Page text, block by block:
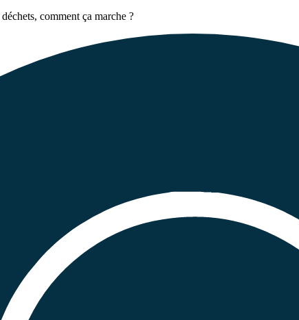
comment ça marche ?